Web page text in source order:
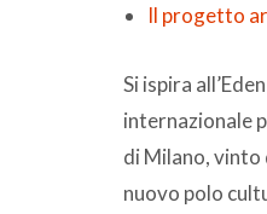
Il progetto
Si ispira
internazionale
di Milano,
nuovo polo